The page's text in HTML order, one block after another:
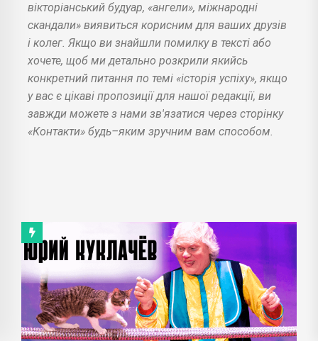
вікторіанський будуар, «ангели», міжнародні
скандали» виявиться корисним для ваших друзів
і колег. Якщо ви знайшли помилку в тексті або
хочете, щоб ми детально розкрили якийсь
конкретний питання по темі «історія успіху», якщо
у вас є цікаві пропозиції для нашої редакції, ви
завжди можете з нами зв'язатися через сторінку
«Контакти» будь–яким зручним вам способом.